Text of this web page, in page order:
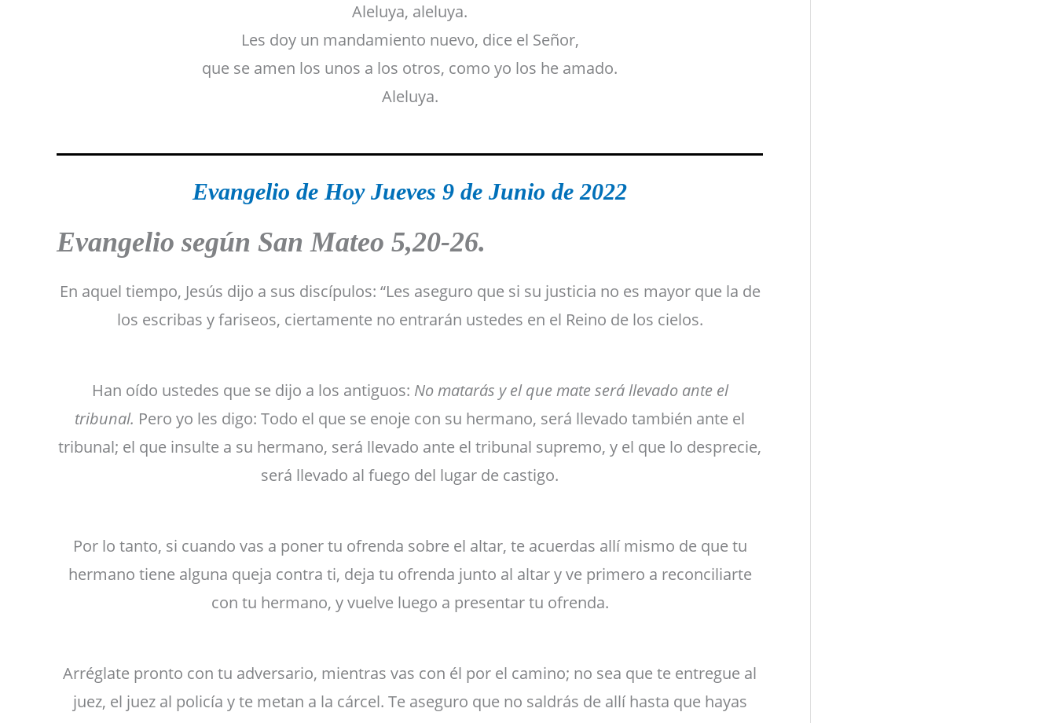
Aleluya, aleluya.
Les doy un mandamiento nuevo, dice el Señor,
que se amen los unos a los otros, como yo los he amado.
Aleluya.
Evangelio de Hoy Jueves 9 de Junio de 2022
Evangelio según San Mateo 5,20-26.
En aquel tiempo, Jesús dijo a sus discípulos: “Les aseguro que si su justicia no es mayor que la de
los escribas y fariseos, ciertamente no entrarán ustedes en el Reino de los cielos.
Han oído ustedes que se dijo a los antiguos: No matarás y el que mate será llevado ante el
tribunal. Pero yo les digo: Todo el que se enoje con su hermano, será llevado también ante el
tribunal; el que insulte a su hermano, será llevado ante el tribunal supremo, y el que lo desprecie,
será llevado al fuego del lugar de castigo.
Por lo tanto, si cuando vas a poner tu ofrenda sobre el altar, te acuerdas allí mismo de que tu
hermano tiene alguna queja contra ti, deja tu ofrenda junto al altar y ve primero a reconciliarte
con tu hermano, y vuelve luego a presentar tu ofrenda.
Arréglate pronto con tu adversario, mientras vas con él por el camino; no sea que te entregue al
juez, el juez al policía y te metan a la cárcel. Te aseguro que no saldrás de allí hasta que hayas